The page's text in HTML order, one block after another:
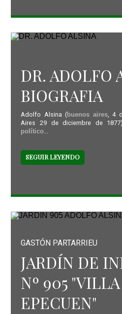
DR. ADOLFO
BIOGRAFIA
Adolfo Alsina (buenos aires, 4
Aires 29 de diciembre de
político...
SEGUIR LEYENDO
GASTÓN PARTARRIEU
JARDÍN DE
Nº 905 "VILLA
EPECUEN"